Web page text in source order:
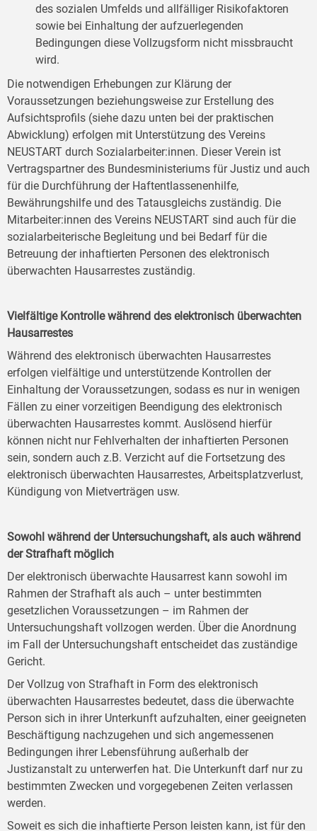
des sozialen Umfelds und allfälliger Risikofaktoren
sowie bei Einhaltung der aufzuerlegenden
Bedingungen diese Vollzugsform nicht missbraucht
wird.
Die notwendigen Erhebungen zur Klärung der
Voraussetzungen beziehungsweise zur Erstellung des
Aufsichtsprofils (siehe dazu unten bei der praktischen
Abwicklung) erfolgen mit Unterstützung des Vereins
NEUSTART durch Sozialarbeiter:innen. Dieser Verein ist
Vertragspartner des Bundesministeriums für Justiz und auch
für die Durchführung der Haftentlassenenhilfe,
Bewährungshilfe und des Tatausgleichs zuständig. Die
Mitarbeiter:innen des Vereins NEUSTART sind auch für die
sozialarbeiterische Begleitung und bei Bedarf für die
Betreuung der inhaftierten Personen des elektronisch
überwachten Hausarrestes zuständig.
Vielfältige Kontrolle während des elektronisch überwachten
Hausarrestes
Während des elektronisch überwachten Hausarrestes
erfolgen vielfältige und unterstützende Kontrollen der
Einhaltung der Voraussetzungen, sodass es nur in wenigen
Fällen zu einer vorzeitigen Beendigung des elektronisch
überwachten Hausarrestes kommt. Auslösend hierfür
können nicht nur Fehlverhalten der inhaftierten Personen
sein, sondern auch z.B. Verzicht auf die Fortsetzung des
elektronisch überwachten Hausarrestes, Arbeitsplatzverlust,
Kündigung von Mietverträgen usw.
Sowohl während der Untersuchungshaft, als auch während
der Strafhaft möglich
Der elektronisch überwachte Hausarrest kann sowohl im
Rahmen der Strafhaft als auch – unter bestimmten
gesetzlichen Voraussetzungen – im Rahmen der
Untersuchungshaft vollzogen werden. Über die Anordnung
im Fall der Untersuchungshaft entscheidet das zuständige
Gericht.
Der Vollzug von Strafhaft in Form des elektronisch
überwachten Hausarrestes bedeutet, dass die überwachte
Person sich in ihrer Unterkunft aufzuhalten, einer geeigneten
Beschäftigung nachzugehen und sich angemessenen
Bedingungen ihrer Lebensführung außerhalb der
Justizanstalt zu unterwerfen hat. Die Unterkunft darf nur zu
bestimmten Zwecken und vorgegebenen Zeiten verlassen
werden.
Soweit es sich die inhaftierte Person leisten kann, ist für den